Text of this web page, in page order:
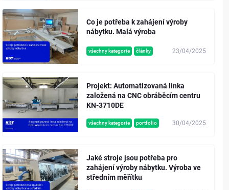
všechny kategorie články 23/04/2025
Co je potřeba k zahájení výroby
nábytku. Malá výroba
všechny kategorie portfolio 30/04/2025
Projekt: Automatizovaná linka
založená na CNC obráběcím centru
KN-3710DE
Jaké stroje jsou potřeba pro
zahájení výroby nábytku. Výroba ve
středním měřítku